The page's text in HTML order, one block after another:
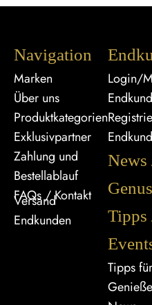
Navigation
Marken
Über uns
Produktkategorien
Exklusivpartner
Zahlung und
Bestellablauf
FAQs / Kontakt
Versand
Endkunden
Login/
News
Tipps
Tipps für